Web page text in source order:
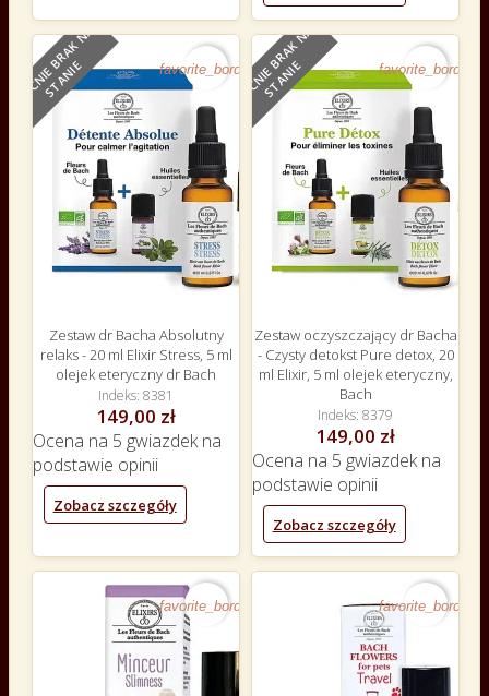
O
B
E
C
N
I
E
B
R
A
K
N
A
S
T
A
N
I
E favorite_border
Zestaw dr Bacha Absolutny
relaks - 20 ml Elixir Stress, 5 ml
olejek eteryczny dr Bach
Indeks 8381
149,00 zł
Ocena na 5 gwiazdek na
podstawie opinii
Zobacz szczegóły
O
B
E
C
N
I
E
B
R
A
K
N
A
S
T
A
N
I
E favorite_border
Zestaw oczyszczający dr Bacha
- Czysty detokst Pure detox, 20
ml Elixir, 5 ml olejek eteryczny,
Bach
Indeks 8379
149,00 zł
Ocena na 5 gwiazdek na
podstawie opinii
Zobacz szczegóły
favorite_border favorite_border